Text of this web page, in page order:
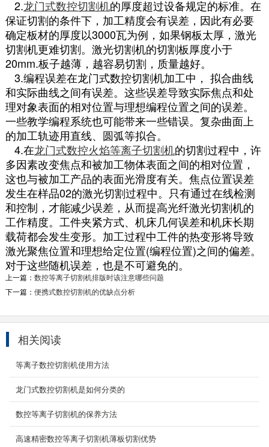
2.龙门式数控切割机的厚度超过设备规定的标准。在
保证切割的条件下，加工精度会有误差，因此有必要
确定板材的厚度以3000瓦为例，如果钢板太厚，激光
切割机更难切割。激光切割机的切割板厚度小于
20mm.板子越薄，越容易切割，质量越好。
3.编程误差在龙门式数控切割机加工中， 拟合曲线
和实际曲线之间有误差。这些误差导致实际焦点和处
理对象表面的相对位置与理想编程位置之间的误差。
一些教学编程系统也可能带来一些错误。复杂曲面上
的加工轨迹用直线、圆弧等拟合。
4.在龙门式数控火焰等离子切割机的切割过程中，许
多因素改变焦点和被加工物体表面之间的相对位置，
这也与被加工产品的表面光滑度有关。焦点位置误差
发生在样品02的激光切割过程中。只有通过在线检测
和控制，才能减少误差，从而提高光纤激光切割机的
工作精度。工件夹紧方式、机床几何误差和机床长期
载荷都会发生变形。加工过程中工件的热变形将导致
激光聚焦位置和理想给定位置(编程位置)之间的偏差。
对于这些随机误差，也是不可避免的。
上一篇： 数控等离子切割机排版时该注意哪些问题
下一篇： 便携式数控切割机的优缺点分析
相关阅读
等离子数控切割机使用方法
龙门式数控切割机是如何分类的
数控等离子切割机的保养方法
高速精密数控等离子切割机薄板切割优势
通风管道等离子切割机
通风管道等离子切割机是风管制作专用数控切割
机。采用台式龙门结构、双边驱动（切割速度可